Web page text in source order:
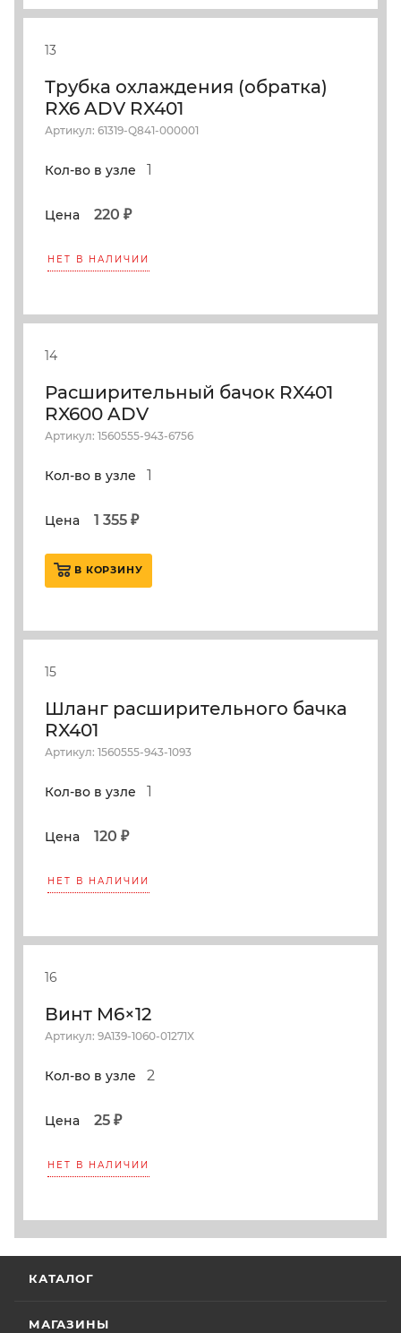
13
Трубка охлаждения (обратка)
RX6 ADV RX401
Артикул: 61319-Q841-000001
Кол-во в узле 1
Цена 220 ₽
НЕТ В НАЛИЧИИ
14
Расширительный бачок RX401
RX600 ADV
Артикул: 1560555-943-6756
Кол-во в узле 1
Цена 1 355 ₽
В КОРЗИНУ
15
Шланг расширительного бачка
RX401
Артикул: 1560555-943-1093
Кол-во в узле 1
Цена 120 ₽
НЕТ В НАЛИЧИИ
16
Винт M6×12
Артикул: 9A139-1060-01271X
Кол-во в узле 2
Цена 25 ₽
НЕТ В НАЛИЧИИ
КАТАЛОГ
МАГАЗИНЫ